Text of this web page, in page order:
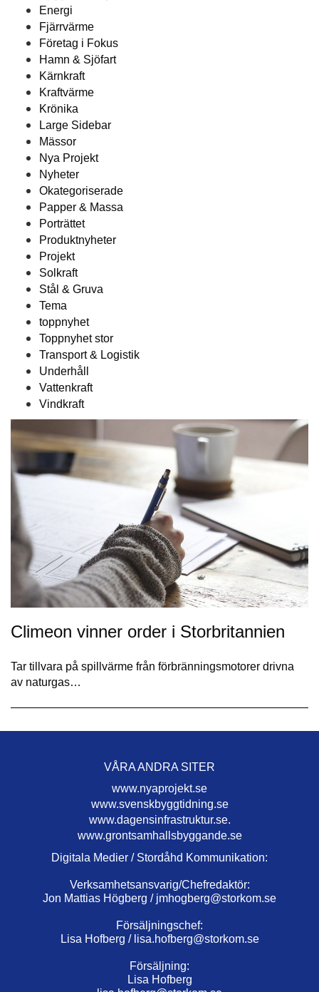
Energi
Fjärrvärme
Företag i Fokus
Hamn & Sjöfart
Kärnkraft
Kraftvärme
Krönika
Large Sidebar
Mässor
Nya Projekt
Nyheter
Okategoriserade
Papper & Massa
Porträttet
Produktnyheter
Projekt
Solkraft
Stål & Gruva
Tema
toppnyhet
Toppnyhet stor
Transport & Logistik
Underhåll
Vattenkraft
Vindkraft
Climeon vinner order i Storbritannien
Tar tillvara på spillvärme från förbränningsmotorer drivna
av naturgas…
VÅRA ANDRA SITER
www.nyaprojekt.se
www.svenskbyggtidning.se
www.dagensinfrastruktur.se.
www.grontsamhallsbyggande.se
Digitala Medier / Stordåhd Kommunikation:
Verksamhetsansvarig/Chefredaktör:
Jon Mattias Högberg / jmhogberg@storkom.se
Försäljningschef:
Lisa Hofberg / lisa.hofberg@storkom.se
Försäljning:
Lisa Hofberg